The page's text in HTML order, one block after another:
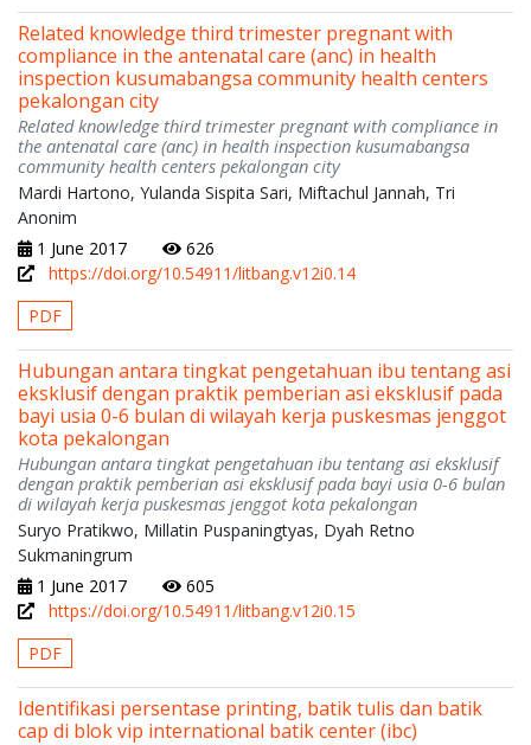
Related knowledge third trimester pregnant with
compliance in the antenatal care (anc) in health
inspection kusumabangsa community health centers
pekalongan city
Related knowledge third trimester pregnant with compliance in
the antenatal care (anc) in health inspection kusumabangsa
community health centers pekalongan city
Mardi Hartono, Yulanda Sispita Sari, Miftachul Jannah, Tri
Anonim
1 June 2017
626
https://doi.org/10.54911/litbang.v12i0.14
PDF
Hubungan antara tingkat pengetahuan ibu tentang asi
eksklusif dengan praktik pemberian asi eksklusif pada
bayi usia 0-6 bulan di wilayah kerja puskesmas jenggot
kota pekalongan
Hubungan antara tingkat pengetahuan ibu tentang asi eksklusif
dengan praktik pemberian asi eksklusif pada bayi usia 0-6 bulan
di wilayah kerja puskesmas jenggot kota pekalongan
Suryo Pratikwo, Millatin Puspaningtyas, Dyah Retno
Sukmaningrum
1 June 2017
605
https://doi.org/10.54911/litbang.v12i0.15
PDF
Identifikasi persentase printing, batik tulis dan batik
cap di blok vip international batik center (ibc)